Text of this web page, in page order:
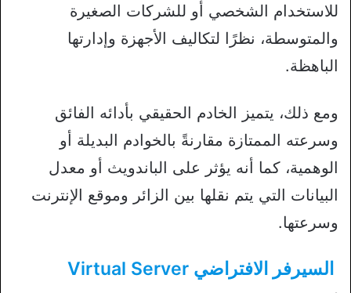
للاستخدام الشخصي أو للشركات الصغيرة
والمتوسطة، نظرًا لتكاليف الأجهزة وإدارتها
الباهظة.
ومع ذلك، يتميز الخادم الحقيقي بأدائه الفائق
وسرعته الممتازة مقارنةً بالخوادم البديلة أو
الوهمية، كما أنه يؤثر على الباندويث أو معدل
البيانات التي يتم نقلها بين الزائر وموقع الإنترنت
وسرعتها.
السيرفر الافتراضي Virtual Server